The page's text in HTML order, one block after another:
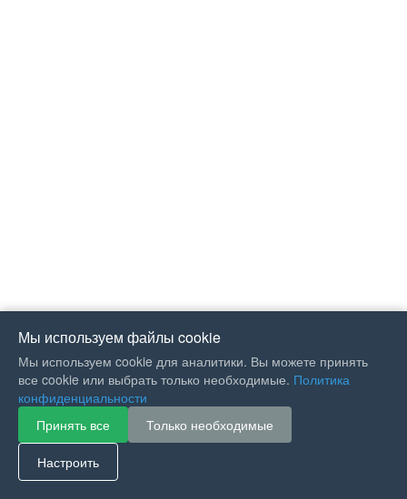
Мы используем файлы cookie
Мы используем cookie для аналитики. Вы можете принять
все cookie или выбрать только необходимые. Политика
конфиденциальности
Принять все
Только необходимые
Настроить
If you like Guitar Songs, you
can buy me a coffee :)